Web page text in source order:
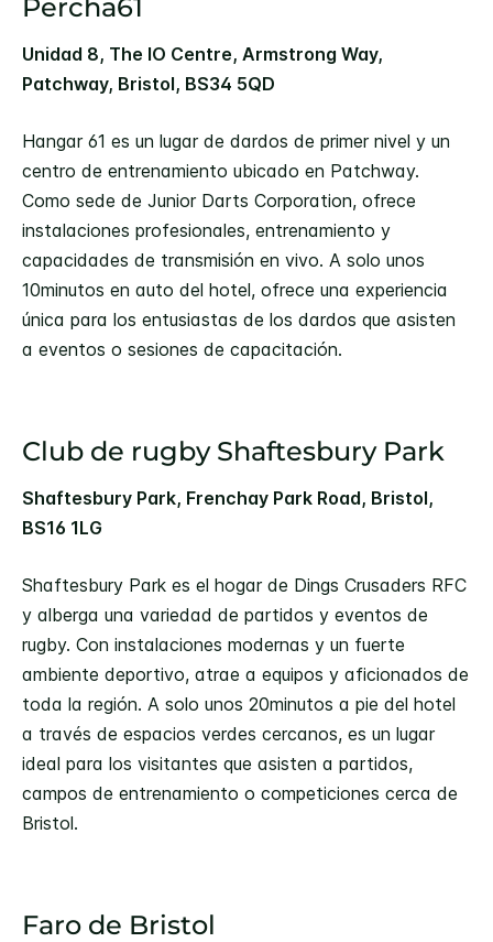
Percha61
Unidad 8, The IO Centre, Armstrong Way,
Patchway, Bristol, BS34 5QD
Hangar 61 es un lugar de dardos de primer nivel y un
centro de entrenamiento ubicado en Patchway.
Como sede de Junior Darts Corporation, ofrece
instalaciones profesionales, entrenamiento y
capacidades de transmisión en vivo. A solo unos
10minutos en auto del hotel, ofrece una experiencia
única para los entusiastas de los dardos que asisten
a eventos o sesiones de capacitación.
Club de rugby Shaftesbury Park
Shaftesbury Park, Frenchay Park Road, Bristol,
BS16 1LG
Shaftesbury Park es el hogar de Dings Crusaders RFC
y alberga una variedad de partidos y eventos de
rugby. Con instalaciones modernas y un fuerte
ambiente deportivo, atrae a equipos y aficionados de
toda la región. A solo unos 20minutos a pie del hotel
a través de espacios verdes cercanos, es un lugar
ideal para los visitantes que asisten a partidos,
campos de entrenamiento o competiciones cerca de
Bristol.
Faro de Bristol